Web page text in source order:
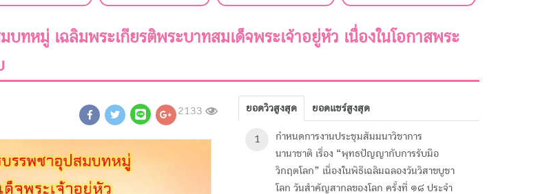
ทหมู่ เฉลิมพระเกียรติพระบาทสมเด็จพระเจ้าอยู่หัว เนื่องในโอกาสพระ
2133 ยอดวิวสูงสุด ยอดแชร์สูงสุด
1
กำหนดการงานประชุมสัมมนาวิชาการ
นานาชาติ เรื่อง “พุทธปัญญากับการรับมือ
วิกฤตโลก” เนื่องในพิธีเฉลิมฉลองวันวิสาขบูชา
โลก วันสำคัญสากลของโลก ครั้งที่ ๑๘ ประจำ